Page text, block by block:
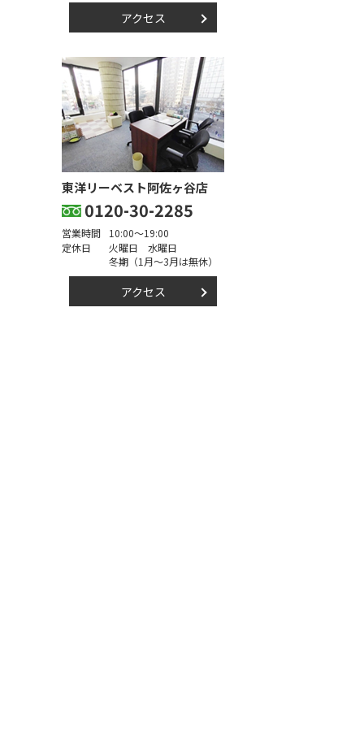
アクセス
東洋リーベスト阿佐ヶ谷店
0120-30-2285
営業時間
10:00～19:00
定休日
火曜日 水曜日
冬期（1月～3月は無休）
アクセス